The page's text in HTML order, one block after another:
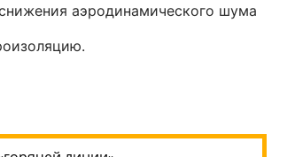
аэродинамического шума